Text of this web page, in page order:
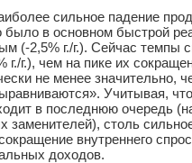
сильное падение
было в основном быстрой
(-2,5% г./г.). Сейчас темпы
г./г.), чем на пике их
не менее значительно,
Учитывая,
в последнюю очередь
заменителей), столь
внутреннего
доходов.